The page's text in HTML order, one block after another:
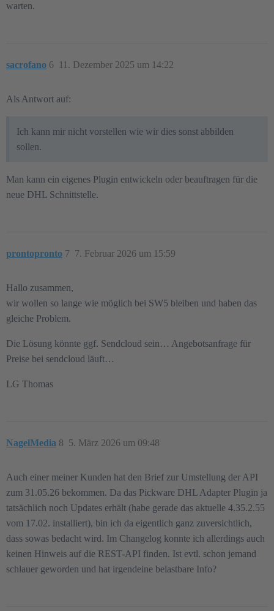
warten.
sacrofano 11. Dezember 2025 um 14:22
6
Als Antwort auf:
Ich kann mir nicht vorstellen wie wir dies sonst abbilden
sollen.
Man kann ein eigenes Plugin entwickeln oder beauftragen für die
neue DHL Schnittstelle.
prontopronto 7. Februar 2026 um 15:59
7
Hallo zusammen,
wir wollen so lange wie möglich bei SW5 bleiben und haben das
gleiche Problem.
Die Lösung könnte ggf. Sendcloud sein… Angebotsanfrage für
Preise bei sendcloud läuft…
LG Thomas
NagelMedia 5. März 2026 um 09:48
8
Auch einer meiner Kunden hat den Brief zur Umstellung der API
zum 31.05.26 bekommen. Da das Pickware DHL Adapter Plugin ja
tatsächlich noch Updates erhält (habe gerade das aktuelle 4.35.2.55
vom 17.02. installiert), bin ich da eigentlich ganz zuversichtlich,
dass sowas bedacht wird. Im Changelog konnte ich allerdings auch
keinen Hinweis auf die REST-API finden. Ist evtl. schon jemand
schlauer geworden und hat irgendeine belastbare Info?